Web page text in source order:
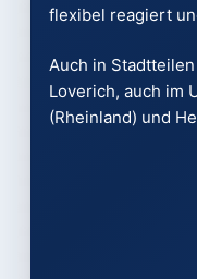
flexibel reagiert
Auch in
Loverich, auch im
(Rheinland) und